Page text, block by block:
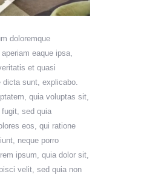
doloremque
eaque ipsa,
et quasi
dicta sunt, explicabo.
quia voluptas sit,
sed quia
eos, qui ratione
neque porro
ipsum, quia dolor sit,
velit, sed quia non